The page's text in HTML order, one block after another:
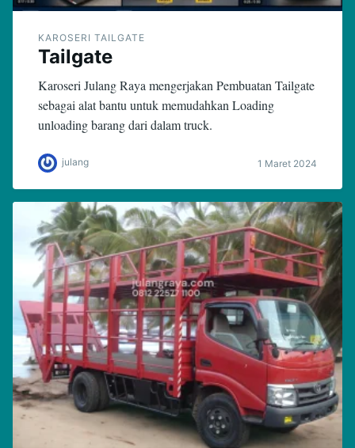
KAROSERI TAILGATE
Tailgate
Karoseri Julang Raya mengerjakan Pembuatan Tailgate
sebagai alat bantu untuk memudahkan Loading
unloading barang dari dalam truck.
julang 1 Maret 2024